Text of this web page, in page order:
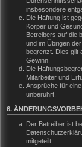
insbesondere
Die Haftung ist
Körper und
Betreibers auf die
und im Übrigen
begrenzt. Dies gilt
Gewinn.
Die
Mitarbeiter und
Ansprüche für
unberührt.
6.
Der Betreiber ist
mitgeteilt.